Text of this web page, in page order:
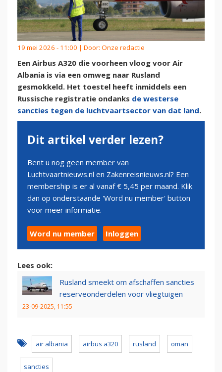
19 mei 2026 - 11:00 | Door: Onze redactie
Een Airbus A320 die voorheen vloog voor Air
Albania is via een omweg naar Rusland
gesmokkeld. Het toestel heeft inmiddels een
Russische registratie ondanks de westerse
sancties tegen de luchtvaartsector van dat land.
Dit artikel verder lezen?
Bent u nog geen member van
Luchtvaartnieuws.nl en Zakenreisnieuws.nl? Een
membership is er al vanaf € 5,45 per maand. Klik
dan op onderstaande 'Word nu member' button
voor meer informatie.
Word nu member Inloggen
Lees ook:
Rusland smeekt om afschaffen sancties
reserveonderdelen voor vliegtuigen
23-09-2025, 11:55
air albania airbus a320 rusland oman
sancties